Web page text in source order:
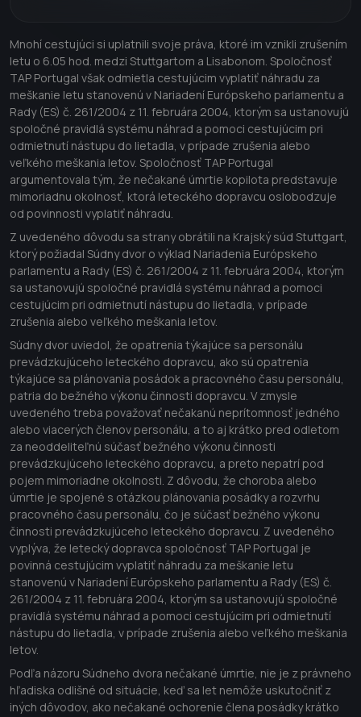
Mnohí cestujúci si uplatnili svoje práva, ktoré im vznikli zrušením
letu o 6.05 hod. medzi Stuttgartom a Lisabonom. Spoločnosť
TAP Portugal však odmietla cestujúcim vyplatiť náhradu za
meškanie letu stanovenú v Nariadení Európskeho parlamentu a
Rady (ES) č. 261/2004 z 11. februára 2004, ktorým sa ustanovujú
spoločné pravidlá systému náhrad a pomoci cestujúcim pri
odmietnutí nástupu do lietadla, v prípade zrušenia alebo
veľkého meškania letov. Spoločnosť TAP Portugal
argumentovala tým, že nečakané úmrtie kopilota predstavuje
mimoriadnu okolnosť, ktorá leteckého dopravcu oslobodzuje
od povinnosti vyplatiť náhradu.
Z uvedeného dôvodu sa strany obrátili na Krajský súd Stuttgart,
ktorý požiadal Súdny dvor o výklad Nariadenia Európskeho
parlamentu a Rady (ES) č. 261/2004 z 11. februára 2004, ktorým
sa ustanovujú spoločné pravidlá systému náhrad a pomoci
cestujúcim pri odmietnutí nástupu do lietadla, v prípade
zrušenia alebo veľkého meškania letov.
Súdny dvor uviedol, že opatrenia týkajúce sa personálu
prevádzkujúceho leteckého dopravcu, ako sú opatrenia
týkajúce sa plánovania posádok a pracovného času personálu,
patria do bežného výkonu činnosti dopravcu. V zmysle
uvedeného treba považovať nečakanú neprítomnosť jedného
alebo viacerých členov personálu, a to aj krátko pred odletom
za neoddeliteľnú súčasť bežného výkonu činnosti
prevádzkujúceho leteckého dopravcu, a preto nepatrí pod
pojem mimoriadne okolnosti. Z dôvodu, že choroba alebo
úmrtie je spojené s otázkou plánovania posádky a rozvrhu
pracovného času personálu, čo je súčasť bežného výkonu
činnosti prevádzkujúceho leteckého dopravcu. Z uvedeného
vyplýva, že letecký dopravca spoločnosť TAP Portugal je
povinná cestujúcim vyplatiť náhradu za meškanie letu
stanovenú v Nariadení Európskeho parlamentu a Rady (ES) č.
261/2004 z 11. februára 2004, ktorým sa ustanovujú spoločné
pravidlá systému náhrad a pomoci cestujúcim pri odmietnutí
nástupu do lietadla, v prípade zrušenia alebo veľkého meškania
letov.
Podľa názoru Súdneho dvora nečakané úmrtie, nie je z právneho
hľadiska odlišné od situácie, keď sa let nemôže uskutočniť z
iných dôvodov, ako nečakané ochorenie člena posádky krátko